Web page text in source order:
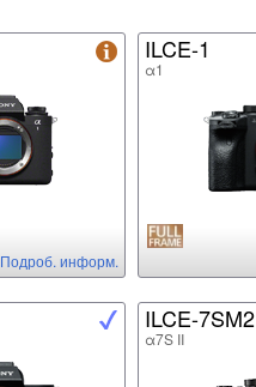
Подроб. информ.
ILCE-1
α1
ILCE-7SM2
α7S II